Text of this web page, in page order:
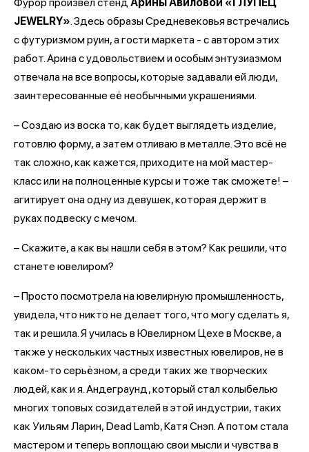
JEWELRY». Здесь образы Средневековья встречались
с футуризмом руин, а гости маркета - с автором этих
работ. Арина с удовольствием и особым энтузиазмом
отвечала на все вопросы, которые задавали ей люди,
заинтересованные её необычными украшениями.
– Создаю из воска то, как будет выглядеть изделие,
готовлю форму, а затем отливаю в металле. Это всё не
так сложно, как кажется, приходите на мой мастер-
класс или на полноценные курсы и тоже так сможете! –
агитирует она одну из девушек, которая держит в
руках подвеску с мечом.
– Скажите, а как вы нашли себя в этом? Как решили, что
станете ювелиром?
– Просто посмотрела на ювелирную промышленность,
увидела, что никто не делает того, что могу сделать я,
так и решила. Я училась в Ювелирном Цехе в Москве, а
также у нескольких частных известных ювелиров, не в
каком-то серьёзном, а среди таких же творческих
людей, как и я. Андеграунд, который стал колыбелью
многих топовых созидателей в этой индустрии, таких
как Уильям Ларин, Dead Lamb, Катя Снэп. А потом стала
мастером и теперь воплощаю свои мысли и чувства в